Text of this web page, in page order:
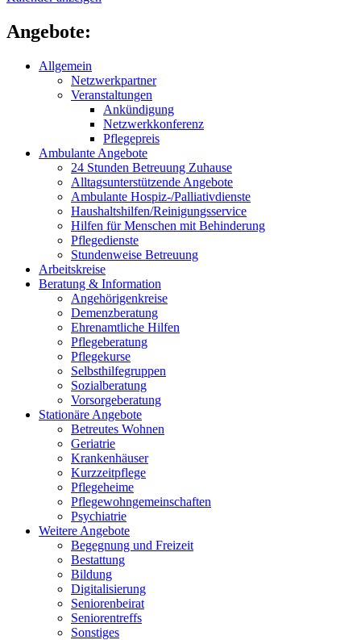
Angebote:
Allgemein
Netzwerkpartner
Veranstaltungen
Ankündigung
Netzwerkkonferenz
Pflegepreis
Ambulante Angebote
24 Stunden Betreuung Zuhause
Alltagsunterstützende Angebote
Ambulante Hospiz-/Palliativdienste
Haushaltshilfen/Reinigungs­service
Hilfen für Menschen mit Behinderung
Pflegedienste
Stundenweise Betreuung
Arbeitskreise
Beratung & Information
Angehörigenkreise
Demenzberatung
Ehrenamtliche Hilfen
Pflegeberatung
Pflegekurse
Selbsthilfegruppen
Sozialberatung
Vorsorgeberatung
Stationäre Angebote
Betreutes Wohnen
Geriatrie
Krankenhäuser
Kurzzeitpflege
Pflegeheime
Pflegewohngemeinschaften
Psychiatrie
Weitere Angebote
Begegnung und Freizeit
Bestattung
Bildung
Digitalisierung
Seniorenbeirat
Seniorentreffs
Sonstiges